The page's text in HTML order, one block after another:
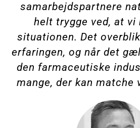
samarbejdspartnere
helt trygge ved, at vi
situationen. Det
erfaringen, og når det
den farmaceutiske
mange, der kan matche